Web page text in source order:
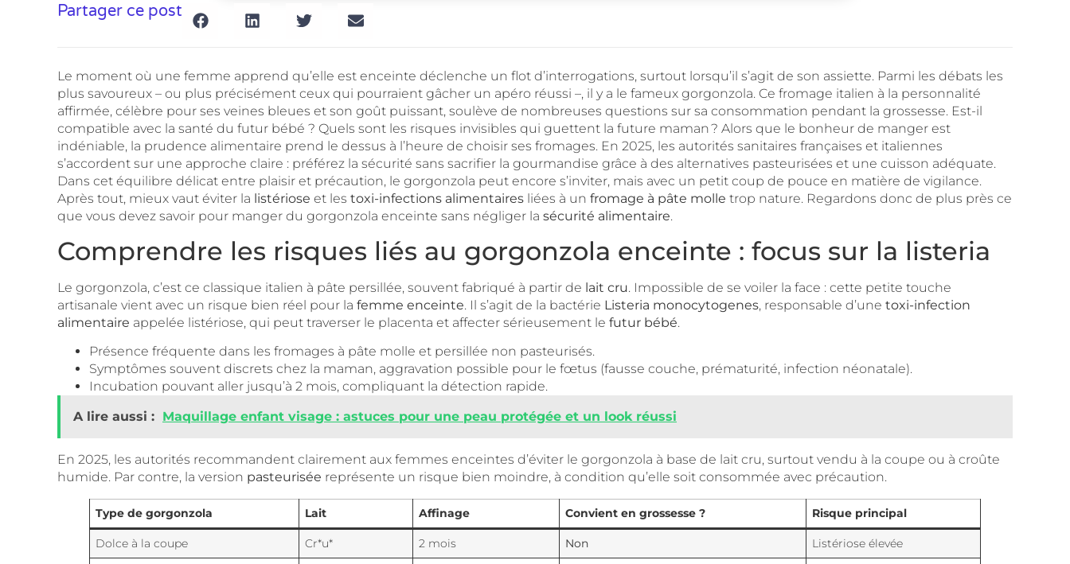
Partager ce post
Le moment où une femme apprend qu’elle est enceinte déclenche un flot d’interrogations, surtout lorsqu’il s’agit de son assiette. Parmi les débats les
plus savoureux – ou plus précisément ceux qui pourraient gâcher un apéro réussi –, il y a le fameux gorgonzola. Ce fromage italien à la personnalité
affirmée, célèbre pour ses veines bleues et son goût puissant, soulève de nombreuses questions sur sa consommation pendant la grossesse. Est-il
compatible avec la santé du futur bébé ? Quels sont les risques invisibles qui guettent la future maman ? Alors que le bonheur de manger est
indéniable, la prudence alimentaire prend le dessus à l’heure de choisir ses fromages. En 2025, les autorités sanitaires françaises et italiennes
s’accordent sur une approche claire : préférez la sécurité sans sacrifier la gourmandise grâce à des alternatives pasteurisées et une cuisson adéquate.
Dans cet équilibre délicat entre plaisir et précaution, le gorgonzola peut encore s’inviter, mais avec un petit coup de pouce en matière de vigilance.
Après tout, mieux vaut éviter la listériose et les toxi-infections alimentaires liées à un fromage à pâte molle trop nature. Regardons donc de plus près ce
que vous devez savoir pour manger du gorgonzola enceinte sans négliger la sécurité alimentaire.
Comprendre les risques liés au gorgonzola enceinte : focus sur la listeria
Le gorgonzola, c’est ce classique italien à pâte persillée, souvent fabriqué à partir de lait cru. Impossible de se voiler la face : cette petite touche
artisanale vient avec un risque bien réel pour la femme enceinte. Il s’agit de la bactérie Listeria monocytogenes, responsable d’une toxi-infection
alimentaire appelée listériose, qui peut traverser le placenta et affecter sérieusement le futur bébé.
Présence fréquente dans les fromages à pâte molle et persillée non pasteurisés.
Symptômes souvent discrets chez la maman, aggravation possible pour le fœtus (fausse couche, prématurité, infection néonatale).
Incubation pouvant aller jusqu’à 2 mois, compliquant la détection rapide.
A lire aussi : Maquillage enfant visage : astuces pour une peau protégée et un look réussi
En 2025, les autorités recommandent clairement aux femmes enceintes d’éviter le gorgonzola à base de lait cru, surtout vendu à la coupe ou à croûte
humide. Par contre, la version pasteurisée représente un risque bien moindre, à condition qu’elle soit consommée avec précaution.
Type de gorgonzola Lait Affinage Convient en grossesse ? Risque principal
Dolce à la coupe Cr*u* 2 mois Non
Listériose élevée